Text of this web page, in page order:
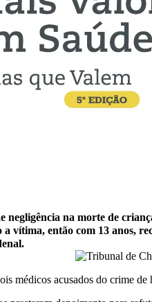
negligência na morte de
vítima, então com 13 anos,
médicos acusados do crime